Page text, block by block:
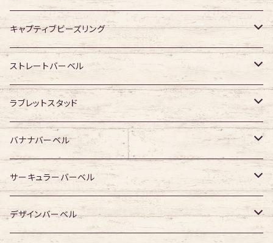
キャプティブビーズリング
316Lサージカルステンレス
ジュエル無し
ジュエル有り
サージカルチタン
ジュエル無し
ジュエル有り
アクリル・その他
ストレートバーベル
316Lサージカルステンレス
ジュエル無し
ジュエル有り
サージカルチタン
ジュエル無し
ジュエル有り
アクリル・その他
ラブレットスタッド
316Lサージカルステンレス
ジュエル無し
ジュエル有り
サージカルチタン
ジュエル無し
アクリル・その他
バナナバーベル
316Lサージカルステンレス
ジュエル無し
サージカルチタン
サーキュラーバーベル
316Lサージカルステンレス
デザインバーベル